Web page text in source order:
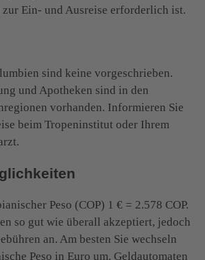
Ein- und Ausreise erforderlich ist.
sind keine vorgeschrieben.
und Apotheken sind in den
vorhanden. Informieren Sie
beim Tropeninstitut oder Ihrem
Peso (COP) 1 € = 2.578 COP.
so gut wie überall akzeptiert, jedoch
an. Am besten Sie wechseln
Peso in Euro um. Geldautomaten